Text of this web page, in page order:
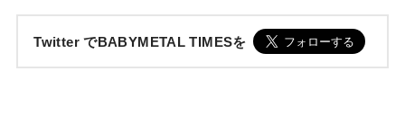
Twitter でBABYMETAL TIMESを